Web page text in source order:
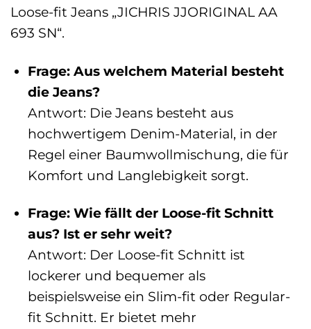
Loose-fit Jeans „JICHRIS JJORIGINAL AA
693 SN“.
Frage: Aus welchem Material besteht
die Jeans?
Antwort: Die Jeans besteht aus
hochwertigem Denim-Material, in der
Regel einer Baumwollmischung, die für
Komfort und Langlebigkeit sorgt.
Frage: Wie fällt der Loose-fit Schnitt
aus? Ist er sehr weit?
Antwort: Der Loose-fit Schnitt ist
lockerer und bequemer als
beispielsweise ein Slim-fit oder Regular-
fit Schnitt. Er bietet mehr